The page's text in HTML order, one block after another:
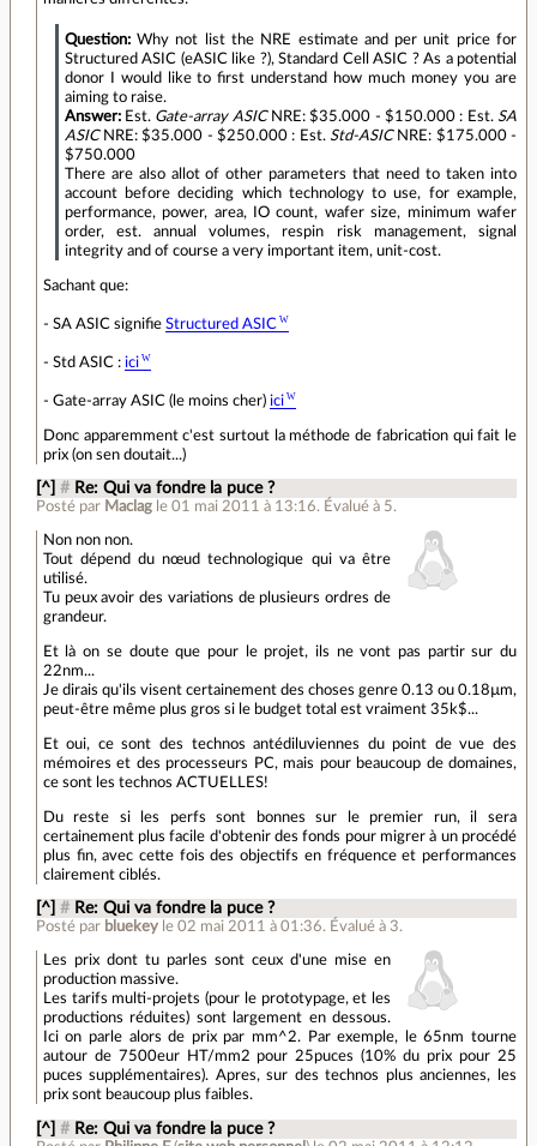
Question:Why not list the NRE estimate and per unit price for
Structured ASIC (eASIC like ?), Standard Cell ASIC ? As a potential
donor I would like to first understand how much money you are
aiming to raise.
Answer:Est. Gate-array ASICNRE: $35.000 - $150.000 : Est. SA
ASICNRE: $35.000 - $250.000 : Est. Std-ASICNRE: $175.000 -
$750.000
There are also allot of other parameters that need to taken into
account before deciding which technology to use, for example,
performance, power, area, IO count, wafer size, minimum wafer
order, est. annual volumes, respin risk management, signal
integrity and of course a very important item, unit-cost.
Sachant que:
- SA ASIC signifie Structured ASIC
- Std ASIC : ici
- Gate-array ASIC (le moins cher) ici
Donc apparemment c'est surtout la méthode de fabrication qui fait le
prix (on sen doutait...)
[^] # Re: Qui va fondre la puce ?
Posté par Maclag le 01 mai 2011 à 13:16. Évalué à 5.
Non non non.
Tout dépend du nœud technologique qui va être
utilisé.
Tu peux avoir des variations de plusieurs ordres de
grandeur.
Et là on se doute que pour le projet, ils ne vont pas partir sur du
22nm...
Je dirais qu'ils visent certainement des choses genre 0.13 ou 0.18µm,
peut-être même plus gros si le budget total est vraiment 35k$...
Et oui, ce sont des technos antédiluviennes du point de vue des
mémoires et des processeurs PC, mais pour beaucoup de domaines,
ce sont les technos ACTUELLES!
Du reste si les perfs sont bonnes sur le premier run, il sera
certainement plus facile d'obtenir des fonds pour migrer à un procédé
plus fin, avec cette fois des objectifs en fréquence et performances
clairement ciblés.
[^] # Re: Qui va fondre la puce ?
Posté par bluekey le 02 mai 2011 à 01:36. Évalué à 3.
Les prix dont tu parles sont ceux d'une mise en
production massive.
Les tarifs multi-projets (pour le prototypage, et les
productions réduites) sont largement en dessous.
Ici on parle alors de prix par mm^2. Par exemple, le 65nm tourne
autour de 7500eur HT/mm2 pour 25puces (10% du prix pour 25
puces supplémentaires). Apres, sur des technos plus anciennes, les
prix sont beaucoup plus faibles.
[^] # Re: Qui va fondre la puce ?